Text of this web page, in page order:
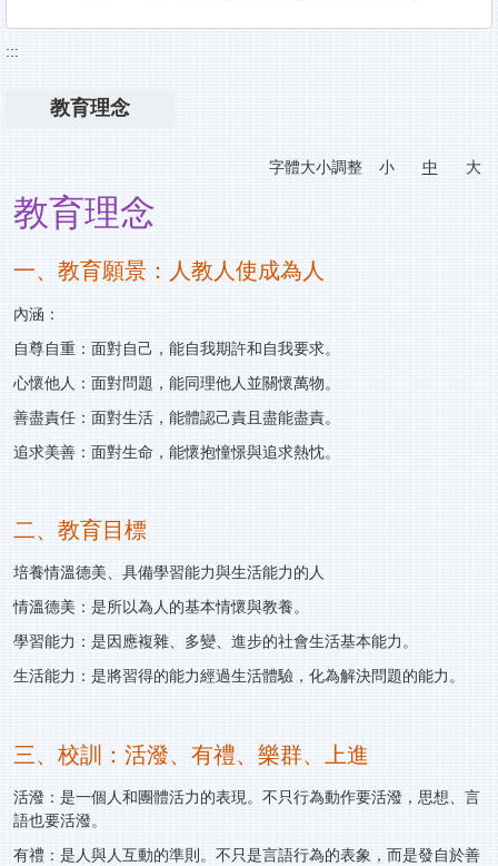
:::
教育理念
字體大小調整 小 中 大
教育理念
一、教育願景：人教人使成為人
內涵：
自尊自重：面對自己，能自我期許和自我要求。
心懷他人：面對問題，能同理他人並關懷萬物。
善盡責任：面對生活，能體認己責且盡能盡責。
追求美善：面對生命，能懷抱憧憬與追求熱忱。
二、教育目標
培養情溫德美、具備學習能力與生活能力的人
情溫德美：是所以為人的基本情懷與教養。
學習能力：是因應複雜、多變、進步的社會生活基本能力。
生活能力：是將習得的能力經過生活體驗，化為解決問題的能力。
三、校訓：活潑、有禮、樂群、上進
活潑：是一個人和團體活力的表現。不只行為動作要活潑，思想、言
語也要活潑。
有禮：是人與人互動的準則。不只是言語行為的表象，而是發自於善